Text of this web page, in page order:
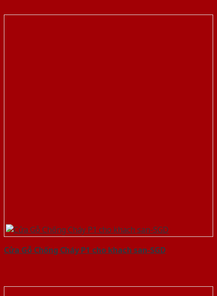
Cửa Gỗ Chống Cháy P1 cho khach san-SGD